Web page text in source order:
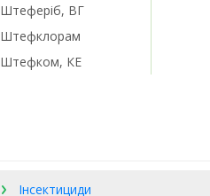
Штеферіб, ВГ
Штефклорам
Штефком, КЕ
Інсектициди